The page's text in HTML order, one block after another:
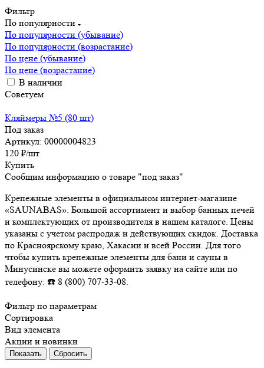
Фильтр
По популярности
По популярности (убывание)
По популярности (возрастание)
По цене (убывание)
По цене (возрастание)
В наличии
Советуем
Кляймеры №5 (80 шт)
Под заказ
Артикул: 00000004823
120 ₽/шт
Купить
Сообщим информацию о товаре "под заказ"
Крепежные элементы в официальном интернет-магазине
«SAUNABAS». Большой ассортимент и выбор банных печей
и комплектующих от производителя в нашем каталоге. Цены
указаны с учетом распродаж и действующих скидок. Доставка
по Красноярскому краю, Хакасии и всей России. Для того
чтобы купить крепежные элементы для бани и сауны в
Минусинске вы можете оформить заявку на сайте или по
телефону: ☎️ 8 (800) 707-33-08.⁠
Фильтр по параметрам
Сортировка
Вид элемента
Акции и новинки
Сбросить